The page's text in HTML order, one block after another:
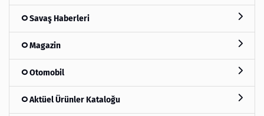
Savaş Haberleri
Magazin
Otomobil
Aktüel Ürünler Kataloğu